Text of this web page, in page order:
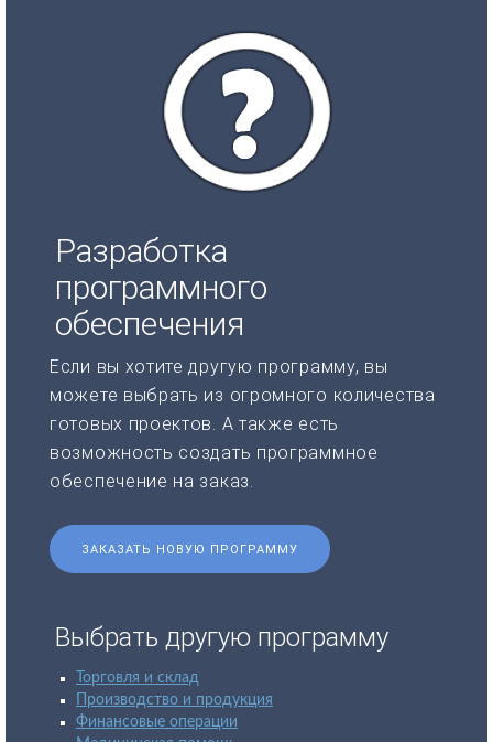
Разработка
программного
обеспечения
Если вы хотите другую программу, вы
можете выбрать из огромного количества
готовых проектов. А также есть
возможность создать программное
обеспечение на заказ.
ЗАКАЗАТЬ НОВУЮ ПРОГРАММУ
Выбрать другую программу
Торговля и склад
Производство и продукция
Финансовые операции